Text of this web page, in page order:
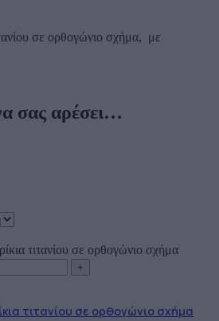
σε ορθογώνιο σχήμα, με
σας αρέσει…
τιτανίου σε ορθογώνιο σχήμα
τιτανίου σε ορθογώνιο σχήμα